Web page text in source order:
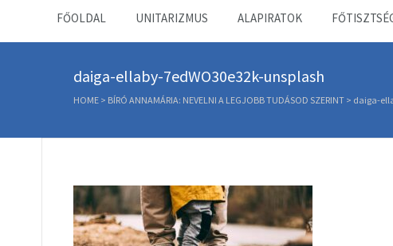
FŐOLDAL UNITARIZMUS ALAPIRATOK
daiga-ellaby-7edWO30e32k-unsplash
HOME > BÍRÓ ANNAMÁRIA: NEVELNI A LEGJOBB TUDÁSOD SZERINT > daiga-